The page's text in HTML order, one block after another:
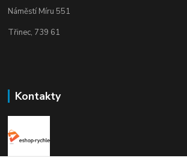
Náměstí Míru 551
Třinec, 739 61
Kontakty